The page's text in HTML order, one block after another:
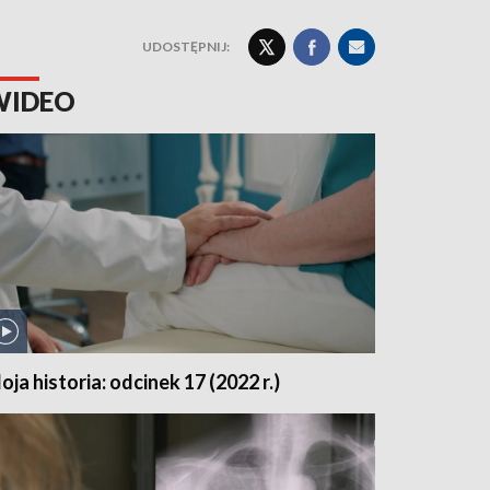
UDOSTĘPNIJ:
historia: odcinek 17 (2022 r.)